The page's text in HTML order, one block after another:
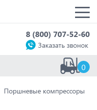
8 (800) 707-52-60
Заказать звонок
0
Поршневые компрессоры